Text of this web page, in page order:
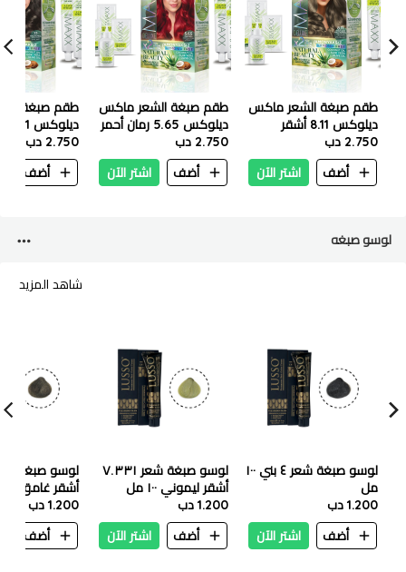
طقم صبغة الشعر ماكس
ديلوكس 8.11 أشقر
زيتوني فاتح
2.750 دب
أضف
اشتر الآن
طقم صبغة الشعر ماكس
ديلوكس 5.65 رمان أحمر
2.750 دب
أضف
اشتر الآن
طقم صبغة
ديلوكس 7.1 أشقر رمادي
2.750 دب
أضف
لوسو صبغه
شاهد المزيد
لوسو صبغة شعر ٤ بني ١٠٠
مل
1.200 دب
أضف
اشتر الآن
لوسو صبغة شعر ٧.٣٣١
أشقر ليموني ١٠٠ مل
1.200 دب
أضف
اشتر الآن
أشقر غامق ١٠٠ مل
1.200 دب
أضف